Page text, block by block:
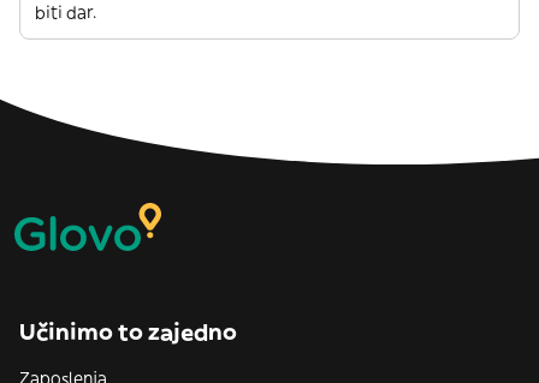
biti dar.
Učinimo to zajedno
Zaposlenja